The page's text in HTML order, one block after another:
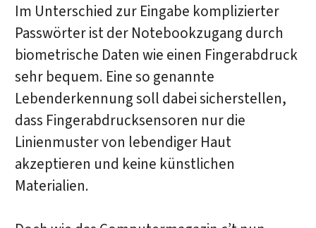
Im Unterschied zur Eingabe komplizierter
Passwörter ist der Notebookzugang durch
biometrische Daten wie einen Fingerabdruck
sehr bequem. Eine so genannte
Lebenderkennung soll dabei sicherstellen,
dass Fingerabdrucksensoren nur die
Linienmuster von lebendiger Haut
akzeptieren und keine künstlichen
Materialien.